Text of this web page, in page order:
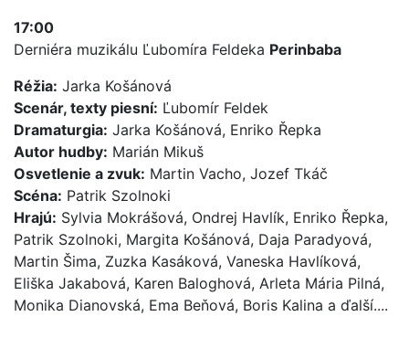
17:00
Derniéra muzikálu Ľubomíra Feldeka Perinbaba
Réžia: Jarka Košánová
Scenár, texty piesní: Ľubomír Feldek
Dramaturgia: Jarka Košánová, Enriko Řepka
Autor hudby: Marián Mikuš
Osvetlenie a zvuk: Martin Vacho, Jozef Tkáč
Scéna: Patrik Szolnoki
Hrajú: Sylvia Mokrášová, Ondrej Havlík, Enriko Řepka,
Patrik Szolnoki, Margita Košánová, Daja Paradyová,
Martin Šima, Zuzka Kasáková, Vaneska Havlíková,
Eliška Jakabová, Karen Baloghová, Arleta Mária Pilná,
Monika Dianovská, Ema Beňová, Boris Kalina a ďalší....